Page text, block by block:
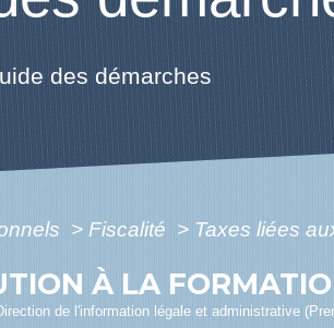
des démarches
> Fiscalité > Taxes liées
À LA
de l'information légale et administrative